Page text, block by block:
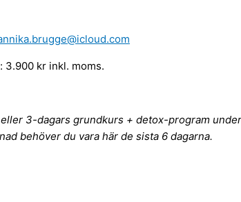
3.900 kr inkl. moms.
3-dagars grundkurs + detox-program
behöver du vara här de sista 6 dagarna.